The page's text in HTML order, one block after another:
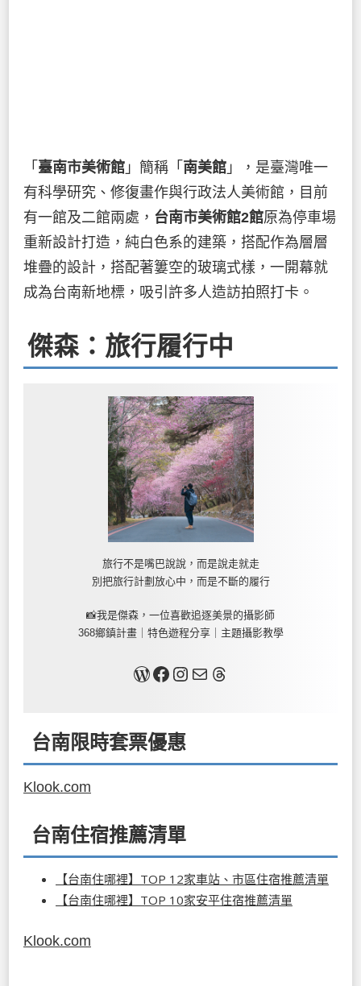
「 臺南市美術館 」簡稱「 南美館 」，是臺灣唯一
有科學研究、修復畫作與行政法人美術館，目前
有一館及二館兩處， 台南市美術館2館原為停車場
重新設計打造，純白色系的建築，搭配作為層層
堆疊的設計，搭配著簍空的玻璃式樣，一開幕就
成為台南新地標，吸引許多人造訪拍照打卡。
傑森：旅行履行中
旅行不是嘴巴說說，而是說走就走
別把旅行計劃放心中，而是不斷的履行
📸我是傑森，一位喜歡追逐美景的攝影師
368鄉鎮計畫｜特色遊程分享｜主題攝影教學
關於我Facebook InstagramMail Threads
台南限時套票優惠
Klook.com
台南住宿推薦清單
【台南住哪裡】TOP 12家車站、市區住宿推薦清單
【台南住哪裡】TOP 10家安平住宿推薦清單
Klook.com